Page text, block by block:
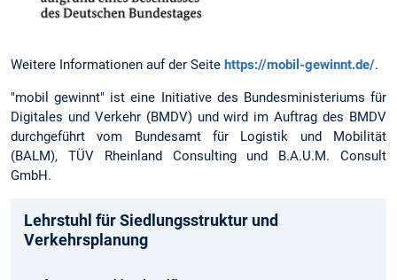
Weitere Informationen auf der Seite https://mobil-gewinnt.de/.
"mobil gewinnt" ist eine Initiative des Bundesministeriums für
Digitales und Verkehr (BMDV) und wird im Auftrag des BMDV
durchgeführt vom Bundesamt für Logistik und Mobilität
(BALM), TÜV Rheinland Consulting und B.A.U.M. Consult
GmbH.
Lehrstuhl für Siedlungsstruktur und
Verkehrsplanung